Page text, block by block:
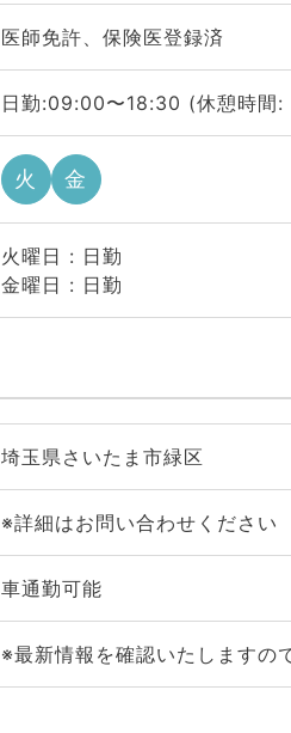
医師免許、保険医登録済
日勤:09:00〜18:30 (休憩時間:
火 金
火曜日 : 日勤
金曜日 : 日勤
埼玉県さいたま市緑区
※詳細はお問い合わせください
車通勤可能
※最新情報を確認いたしますの